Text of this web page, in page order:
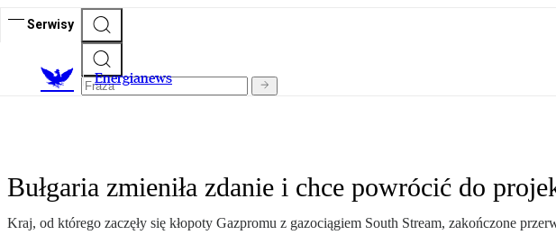
Serwisy
Energianews
Bułgaria zmieniła zdanie i chce powrócić do
Kraj, od którego zaczęły się kłopoty Gazpromu z gazociągiem South Stream, zakończone